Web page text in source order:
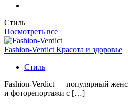
Стиль
Посмотреть все
Fashion-Verdict Красота и здоровье
Стиль
Fashion-Verdict — популярный
и фоторепортажи с […]